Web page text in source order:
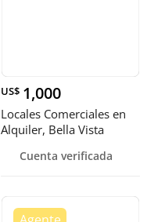
US$ 1,000
Locales Comerciales en
Alquiler, Bella Vista
Cuenta verificada